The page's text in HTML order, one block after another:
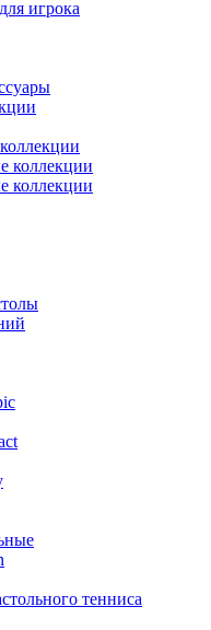
игрока
коллекции
коллекции
тенниса